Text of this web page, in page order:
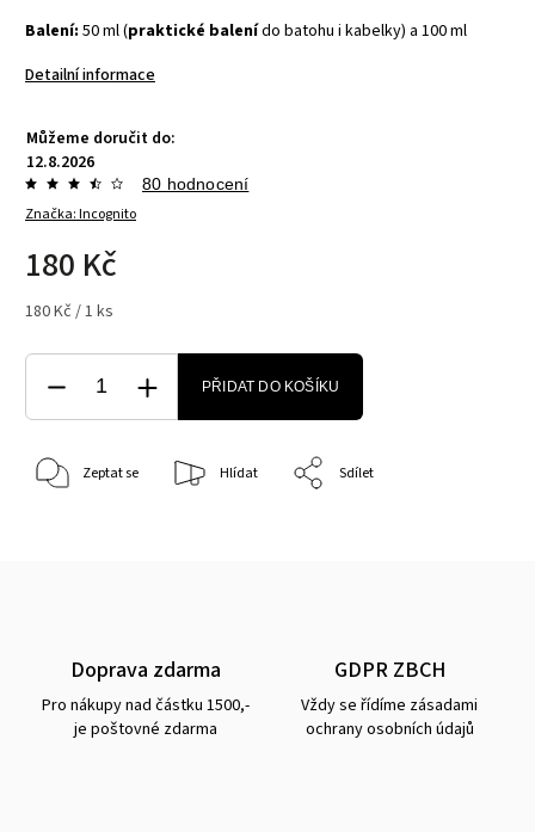
Balení: 50 ml (praktické balenído batohu i kabelky) a 100 ml
Detailní informace
Můžeme doručit do:
12.8.2026
Značka:Incognito
80 hodnocení
180 Kč
180 Kč / 1 ks
PŘIDAT DO KOŠÍKU
Zeptat se Hlídat Sdílet
Doprava zdarma
Pro nákupy nad částku 1500,-
je poštovné zdarma
GDPR ZBCH
Vždy se řídíme zásadami
ochrany osobních údajů